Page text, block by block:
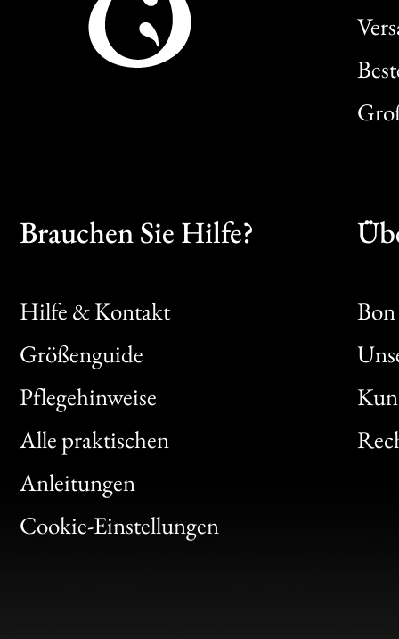
Brauchen Sie Hilfe?
Hilfe & Kontakt
Größenguide
Pflegehinweise
Alle praktischen
Anleitungen
Cookie-Einstellungen
Bon
Clic